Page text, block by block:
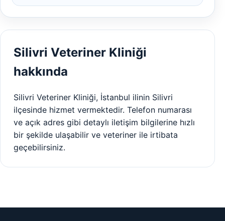
Silivri Veteriner Kliniği
hakkında
Silivri Veteriner Kliniği, İstanbul ilinin Silivri
ilçesinde hizmet vermektedir. Telefon numarası
ve açık adres gibi detaylı iletişim bilgilerine hızlı
bir şekilde ulaşabilir ve veteriner ile irtibata
geçebilirsiniz.